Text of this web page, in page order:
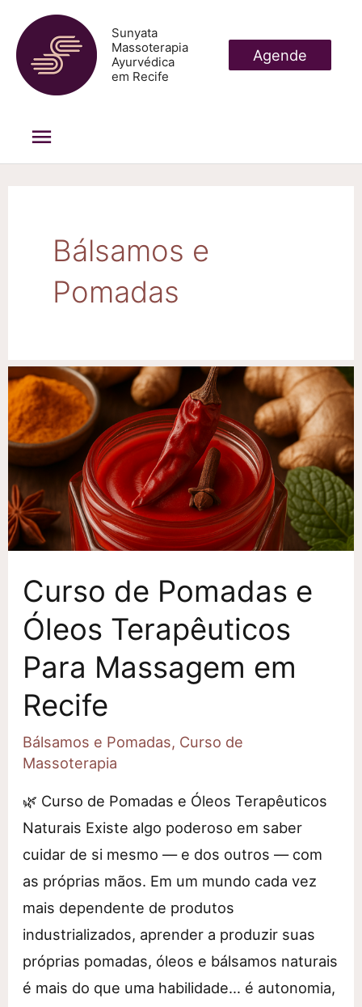
para
conteúdo
Sunyata
Massoterapia
Ayurvédica
em Recife
Menu
Agende
Bálsamos e
Pomadas
Curso de Pomadas e
Óleos Terapêuticos
Para Massagem em
Recife
Bálsamos e Pomadas, Curso de
Massoterapia
🌿 Curso de Pomadas e Óleos Terapêuticos
Naturais Existe algo poderoso em saber
cuidar de si mesmo — e dos outros — com
as próprias mãos. Em um mundo cada vez
mais dependente de produtos
industrializados, aprender a produzir suas
próprias pomadas, óleos e bálsamos naturais
é mais do que uma habilidade… é autonomia,